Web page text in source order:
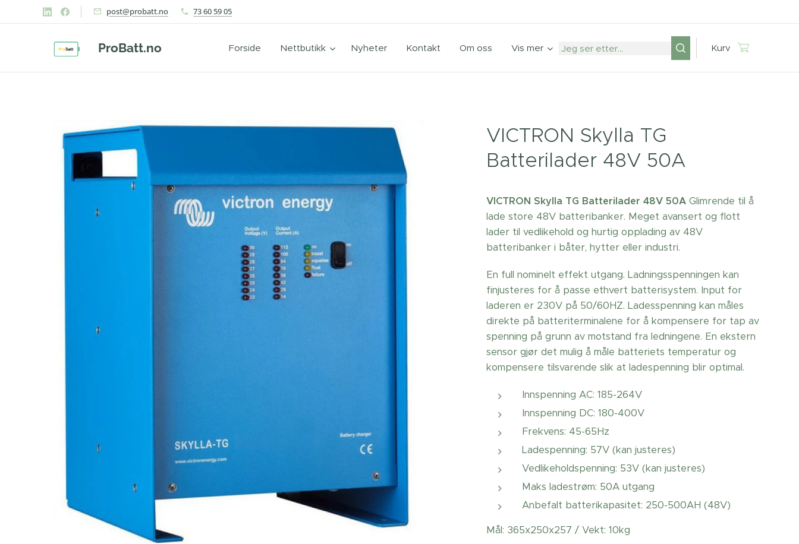
post@probatt.no 73 60 59 05
ProBatt.no Forside Nettbutikk Nyheter Kontakt Om oss Vis mer Kurv
VICTRON Skylla TG
Batterilader 48V 50A
VICTRON Skylla TG Batterilader 48V 50AGlimrende til å
lade store 48V batteribanker. Meget avansert og flott
lader til vedlikehold og hurtig opplading av 48V
batteribanker i båter, hytter eller industri.
En full nominelt effekt utgang. Ladningsspenningen kan
finjusteres for å passe ethvert batterisystem. Input for
laderen er 230V på 50/60HZ. Ladesspenning kan måles
direkte på batteriterminalene for å kompensere for tap av
spenning på grunn av motstand fra ledningene. En ekstern
sensor gjør det mulig å måle batteriets temperatur og
kompensere tilsvarende slik at ladespenning blir optimal.
Innspenning AC: 185-264V
Innspenning DC: 180-400V
Frekvens: 45-65Hz
Ladespenning: 57V (kan justeres)
Vedlikeholdspenning: 53V (kan justeres)
Maks ladestrøm: 50A utgang
Anbefalt batterikapasitet: 250-500AH (48V)
Mål: 365x250x257 / Vekt: 10kg